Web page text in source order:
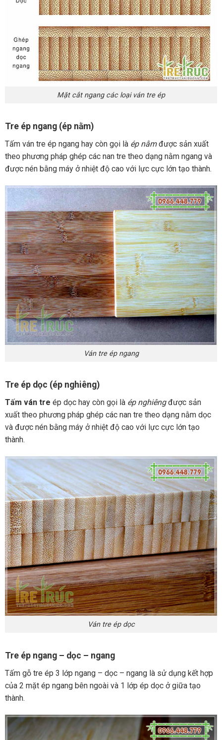
Mặt cắt ngang các loại ván tre ép
Tre ép ngang (ép nằm)
Tấm ván tre ép ngang hay còn gọi là ép nằmđược sản xuất
theo phương pháp ghép các nan tre theo dạng nằm ngang và
được nén bằng máy ở nhiệt độ cao với lực cực lớn tạo thành.
Ván tre ép ngang
Tre ép dọc (ép nghiêng)
Tấm ván tre ép dọc hay còn gọi là ép nghiêngđược sản
xuất theo phương pháp ghép các nan tre theo dạng nằm dọc
và được nén bằng máy ở nhiệt độ cao với lực cực lớn tạo
thành.
Ván tre ép dọc
Tre ép ngang – dọc – ngang
Tấm gỗ tre ép 3 lớp ngang – dọc – ngang là sử dụng kết hợp
của 2 mặt ép ngang bên ngoài và 1 lớp ép dọc ở giữa tạo
thành.